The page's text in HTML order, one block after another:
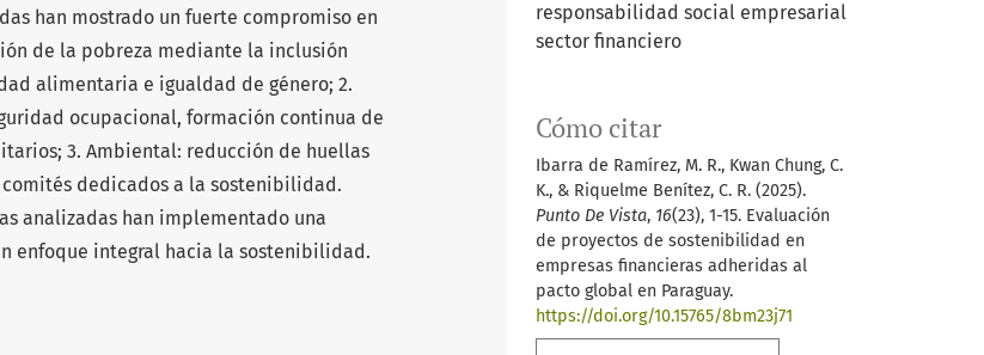
responsabilidad social empresarial
sector financiero
Cómo citar
Ibarra de Ramírez, M. R., Kwan Chung, C.
K., & Riquelme Benítez, C. R. (2025).
Punto De Vista, 16(23), 1-15. Evaluación
de proyectos de sostenibilidad en
empresas financieras adheridas al
pacto global en Paraguay.
https://doi.org/10.15765/8bm23j71
han mostrado un fuerte compromiso en
de la pobreza mediante la inclusión
alimentaria e igualdad de género; 2.
ocupacional, formación continua de
3. Ambiental: reducción de huellas
dedicados a la sostenibilidad.
analizadas han implementado una
enfoque integral hacia la sostenibilidad.